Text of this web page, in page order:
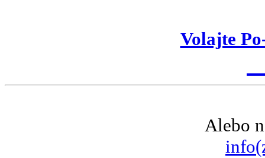
Volajte
Alebo